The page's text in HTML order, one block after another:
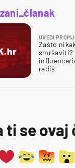
UVEDI
Zašto
smršaviti?
radiš
ti se ovaj